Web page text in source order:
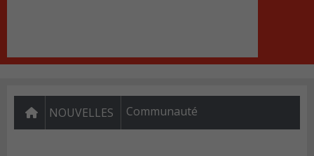
NOUVELLES Communauté